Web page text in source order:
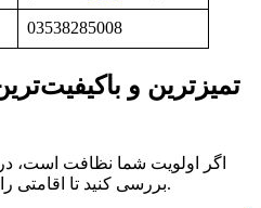
03538285008
اگر اولویت شما نظافت است،
بررسی کنید تا اقامتی راحت و بدون دغدغه داشته باشید.